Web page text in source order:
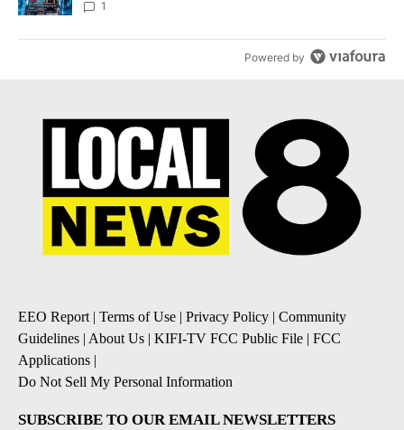
8
1
Powered by
EEO Report | Terms of Use | Privacy Policy | Community
Guidelines | About Us | KIFI-TV FCC Public File | FCC
Applications |
Do Not Sell My Personal Information
SUBSCRIBE TO OUR EMAIL NEWSLETTERS